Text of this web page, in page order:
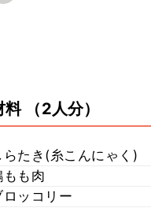
料 （2人分）
らたき(糸こんにゃく)
もも肉
ロッコリー